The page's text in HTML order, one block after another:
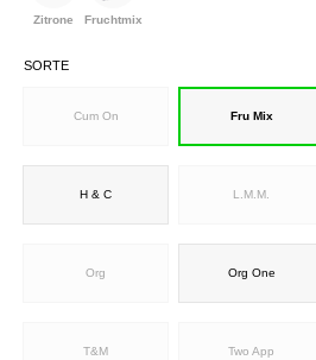
Zitrone Fruchtmix
SORTE
Cum On Fru Mix
H & C L.M.M.
Org Org One
T&M Two App